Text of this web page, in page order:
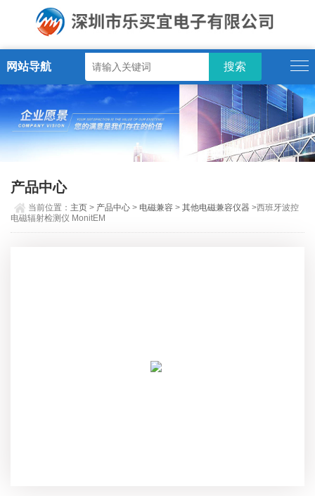
网站导航
产品中心
当前位置： 主页 > 产品中心 > 电磁兼容 >其他电磁兼容仪器 >西班牙波控
电磁辐射检测仪 MonitEM